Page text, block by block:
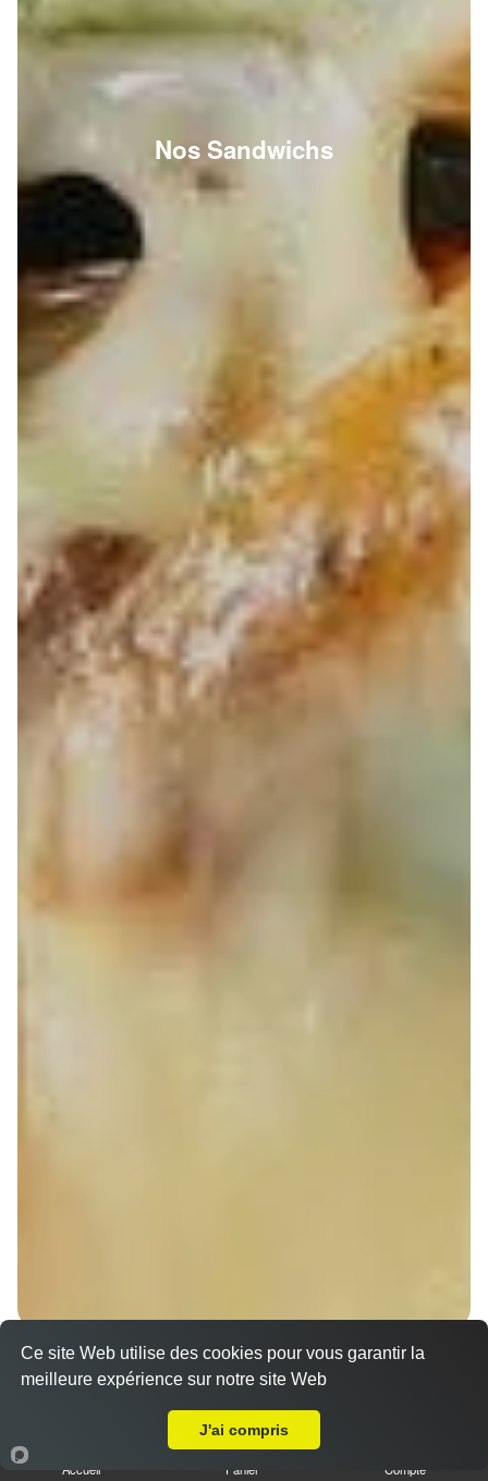
Nos Sandwichs
Nos Sandwichs à emporter proche Hipsheim (67150)
Sandwich döner poulet
Accueil Panier Compte
Ce site Web utilise des cookies pour vous garantir la
meilleure expérience sur notre site Web
J'ai compris